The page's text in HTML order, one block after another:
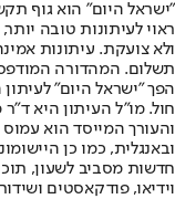
"ישראל היום" הוא גוף
ראוי לעיתונות טובה
ולא צועקת. עיתונות
הפך "ישראל היום"
חול. מו"ל העיתון היא
והעורך המייסד הוא
חדשות מסביב לשעון,
וידיאו, פודקאסטים